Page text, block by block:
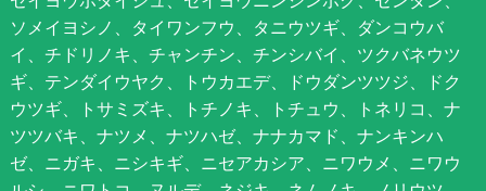
ソメイヨシノ、タイワンフウ、タニウツギ、ダンコウバ
イ、チドリノキ、チャンチン、チンシバイ、ツクバネウツ
ギ、テンダイウヤク、トウカエデ、ドウダンツツジ、ドク
ウツギ、トサミズキ、トチノキ、トチュウ、トネリコ、ナ
ツツバキ、ナツメ、ナツハゼ、ナナカマド、ナンキンハ
ゼ、ニガキ、ニシキギ、ニセアカシア、ニワウメ、ニワウ